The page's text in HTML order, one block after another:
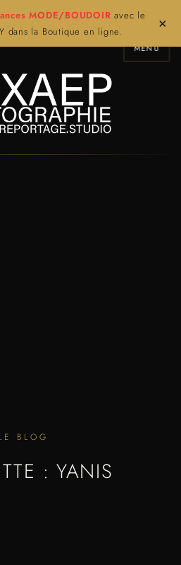
MODE/BOUDOIR avec le
dans la Boutique en ligne.
×
MENU
BLOG
: YANIS